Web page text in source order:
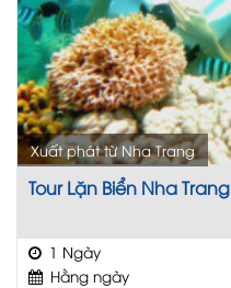
Tour Lặn Biển Nha Trang
Xuất phát từ Nha Trang
1 Ngày
Hằng ngày